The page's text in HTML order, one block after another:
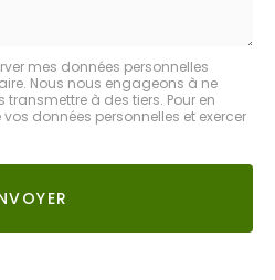
mes données personnelles
Nous nous engageons à ne
à des tiers. Pour en
données personnelles et exercer